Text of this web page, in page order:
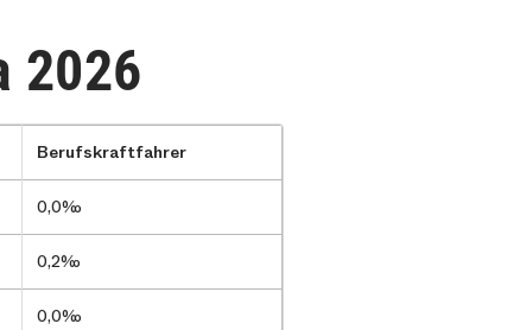
2026
Berufskraftfahrer
0,0‰
0,2‰
0,0‰